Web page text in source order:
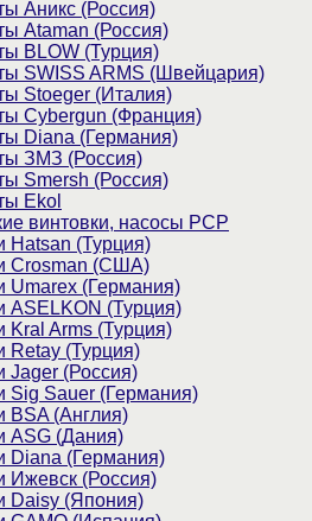
Аникс (Россия)
Ataman (Россия)
BLOW (Турция)
SWISS ARMS (Швейцария)
Stoeger (Италия)
Cybergun (Франция)
Diana (Германия)
ЗМЗ (Россия)
Smersh (Россия)
Ekol
винтовки, насосы PCP
Hatsan (Турция)
Crosman (США)
Umarex (Германия)
ASELKON (Турция)
Kral Arms (Турция)
Retay (Турция)
Jager (Россия)
Sig Sauer (Германия)
BSA (Англия)
ASG (Дания)
Diana (Германия)
Ижевск (Россия)
Daisy (Япония)